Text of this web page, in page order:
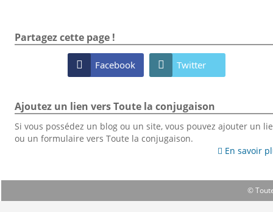
Partagez cette page !
 Facebook  Twitter
Ajoutez un lien vers Toute la conjugaison
Si vous possédez un blog ou un site, vous pouvez ajouter un
ou un formulaire vers Toute la conjugaison.
 En savoir
©